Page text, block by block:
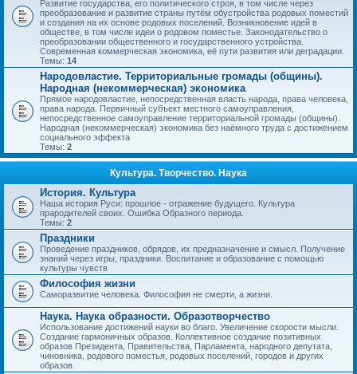
Развитие государства, его политического строя, в том числе через
преобразование и развитие страны путём обустройства родовых поместий
и создания на их основе родовых поселений. Возникновение идей в
обществе, в том числе идеи о родовом поместье. Законодательство о
преобразовании общественного и государственного устройства.
Современная коммерческая экономика, её пути развития или деградации.
Темы: 14
Народовластие. Территориальные громады (общины).
Народная (некоммерческая) экономика
Прямое народовластие, непосредственная власть народа, права человека,
права народа. Первичный субъект местного самоуправления,
непосредственное самоуправление территориальной громады (общины).
Народная (некоммерческая) экономика без наёмного труда с достижением
социального эффекта
Темы: 2
Культура. Творчество. Наука
История. Культура
Наша история Руси: прошлое - отражение будущего. Культура
прародителей своих. Ошибка Образного периода.
Темы: 2
Праздники
Проведение праздников, обрядов, их предназначение и смысл. Получение
знаний через игры, праздники. Воспитание и образование с помощью
культуры чувств
Философия жизни
Саморазвитие человека. Философия не смерти, а жизни.
Наука. Наука образности. Образотворчество
Использование достижений науки во благо. Увеличение скорости мысли.
Создание гармоничных образов. Коллективное создание позитивных
образов Президента, Правительства, Парламента, народного депутата,
чиновника, родового поместья, родовых поселений, городов и других
образов.